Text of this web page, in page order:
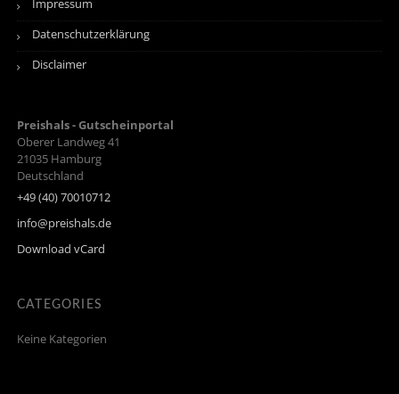
Impressum
Datenschutzerklärung
Disclaimer
Preishals - Gutscheinportal
Oberer Landweg 41
21035 Hamburg
Deutschland
+49 (40) 70010712
info@preishals.de
Download vCard
CATEGORIES
Keine Kategorien